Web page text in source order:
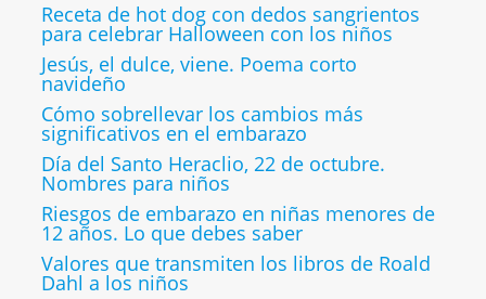
Receta de hot dog con dedos sangrientos
para celebrar Halloween con los niños
Jesús, el dulce, viene. Poema corto
navideño
Cómo sobrellevar los cambios más
significativos en el embarazo
Día del Santo Heraclio, 22 de octubre.
Nombres para niños
Riesgos de embarazo en niñas menores de
12 años. Lo que debes saber
Valores que transmiten los libros de Roald
Dahl a los niños